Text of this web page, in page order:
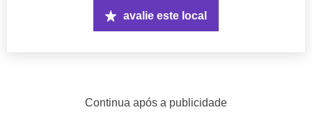
avalie este local
Continua após a publicidade